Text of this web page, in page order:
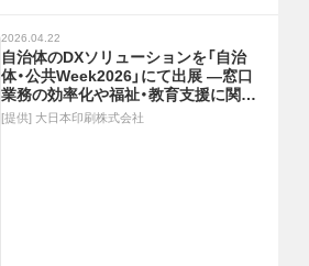
2026.04.22
自治体のDXソリューションを「自治
体・公共Week2026」にて出展 ―窓口
業務の効率化や福祉・教育支援に関す
るXR・AIサービスを紹介―
[提供] 大日本印刷株式会社